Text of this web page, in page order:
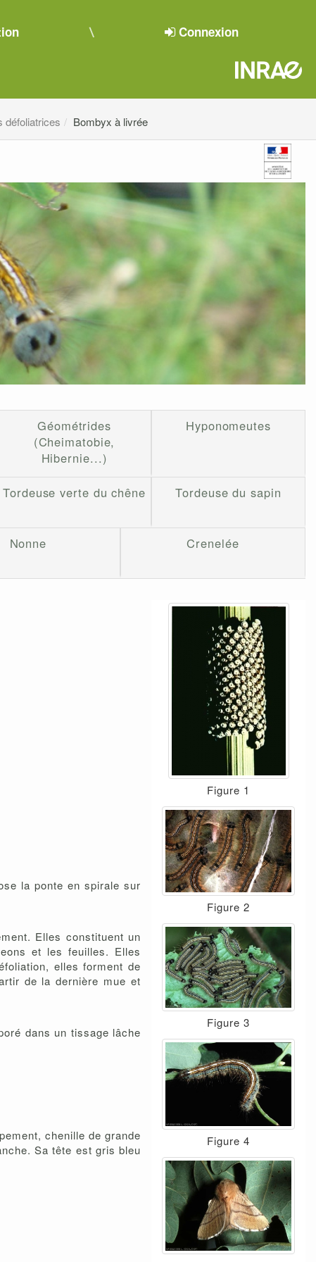
Connexion
défoliatrices Bombyx à livrée
Géométrides
(Cheimatobie,
Hibernie...)
Hyponomeutes
Tordeuse verte du chêne Tordeuse du sapin
Nonne Crenelée
la ponte en spirale sur
Elles constituent un
et les feuilles. Elles
elles forment de
de la dernière mue et
dans un tissage lâche
chenille de grande
Sa tête est gris bleu
Figure 1
Figure 2
Figure 3
Figure 4